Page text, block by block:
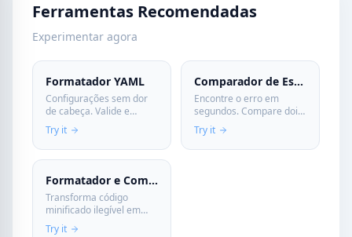
Ferramentas Recomendadas
Experimentar agora
Formatador YAML
Configurações sem dor
de cabeça. Valide e
formate arquivos YAML
complexos com precisão.
Evite erros de deploy
antes que aconteçam.
Try it
Comparador de Estrutura JSON
Encontre o erro em
segundos. Compare dois
arquivos JSON e detecte
diferenças estruturais
instantaneamente. Uma
Try it
Formatador e Compressor
Transforma código
minificado ilegível em
algo que dá pra ler, ou
Try it